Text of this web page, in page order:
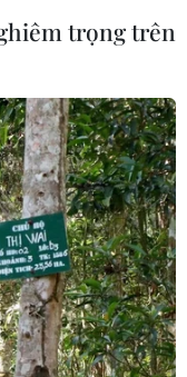
thôn, từ đầu
Việt Nam
từ các nước vào
trọng trên